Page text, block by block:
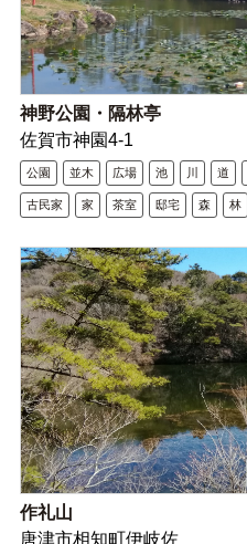
神野公園・隔林亭
佐賀市神園4-1
公園 並木 広場 池 川 道
古民家 家 茶室 邸宅 森 林
作礼山
唐津市相知町伊岐佐